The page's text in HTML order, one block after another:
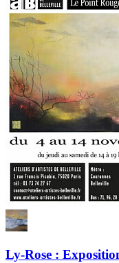
Ly-Rose :